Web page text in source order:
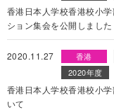
香港日本人学校香港校小
ション集会を公開しました
2020.11.27 香港
2020年度
香港日本人学校香港校小
いて